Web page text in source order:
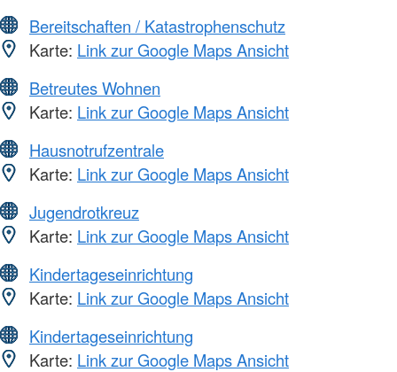
Bereitschaften / Katastrophenschutz
Karte: Link zur Google Maps Ansicht
Betreutes Wohnen
Karte: Link zur Google Maps Ansicht
Hausnotrufzentrale
Karte: Link zur Google Maps Ansicht
Jugendrotkreuz
Karte: Link zur Google Maps Ansicht
Kindertageseinrichtung
Karte: Link zur Google Maps Ansicht
Kindertageseinrichtung
Karte: Link zur Google Maps Ansicht